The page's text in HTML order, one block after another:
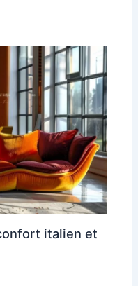
italien et